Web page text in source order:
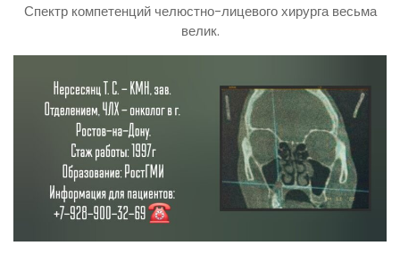
Спектр компетенций челюстно-лицевого хирурга весьма
велик.